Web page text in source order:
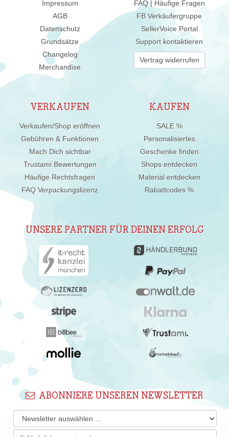
Impressum
AGB
Datenschutz
Grundsätze
Changelog
Merchandise
FAQ | Häufige Fragen
FB Verkäufergruppe
SellerVoice Portal
Support kontaktieren
Vertrag widerrufen
VERKAUFEN
Verkaufen/Shop eröffnen
Gebühren & Funktionen
Mach Dich sichtbar
Trustami Bewertungen
Häufige Rechtsfragen
FAQ Verpackungslizenz
KAUFEN
SALE %
Personalisiertes
Geschenke finden
Shops entdecken
Material entdecken
Rabattcodes %
UNSERE PARTNER FÜR DEINEN ERFOLG
ABONNIERE UNSEREN NEWSLETTER